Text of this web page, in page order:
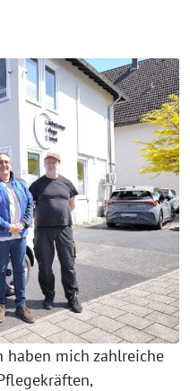
haben mich zahlreiche